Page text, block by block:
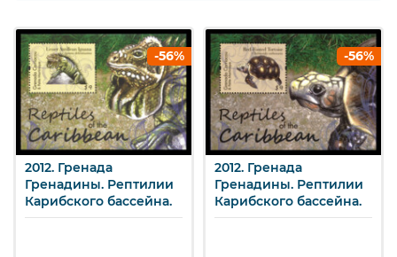
-56%
2012. Гренада
Гренадины. Рептилии
Карибского бассейна.
-56%
2012. Гренада
Гренадины. Рептилии
Карибского бассейна.